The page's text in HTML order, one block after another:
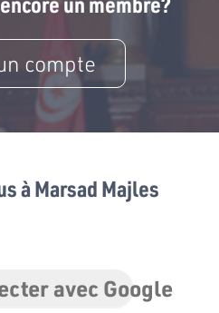
compte
à Marsad Majles
avec Google